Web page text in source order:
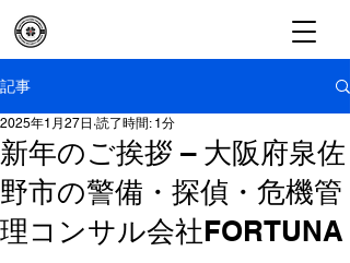
記事
新年のご挨拶 – 大阪府泉佐
野市の警備・探偵・危機管
理コンサル会社FORTUNA
2025年1月27日 読了時間: 1分